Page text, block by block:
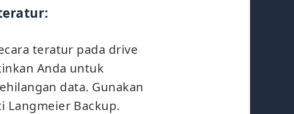
teratur pada drive
Anda untuk
data. Gunakan
Langmeier Backup.